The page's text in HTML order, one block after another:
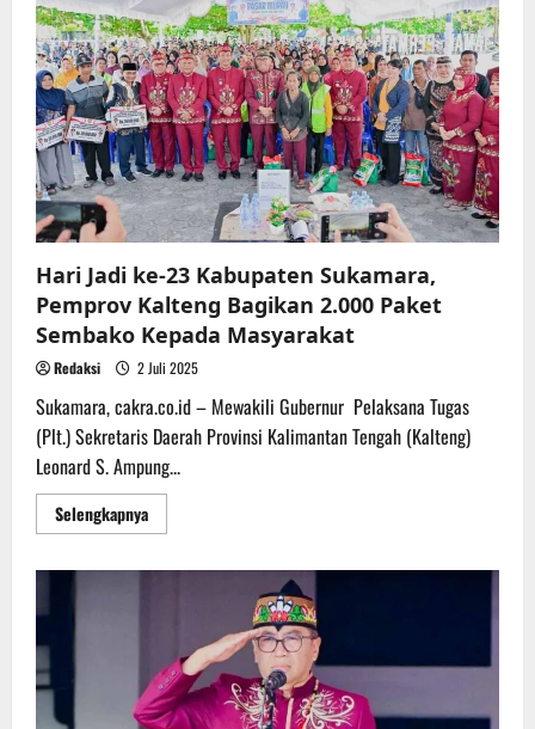
Kalteng
Rehabilitasi
Perairan
Pesisir
dan
Pulau-
Pulau
Kecil
di
Sukamara
Hari Jadi ke-23 Kabupaten Sukamara,
Pemprov Kalteng Bagikan 2.000 Paket
Sembako Kepada Masyarakat
Redaksi 2 Juli 2025
Sukamara, cakra.co.id – Mewakili Gubernur Pelaksana Tugas
(Plt.) Sekretaris Daerah Provinsi Kalimantan Tengah (Kalteng)
Leonard S. Ampung...
SelengkapnyaRead
more
Jadi
Sukamara,
Pemprov
Kalteng
Bagikan
2.000